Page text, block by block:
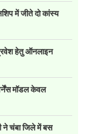
में जीते दो कांस्य
हेतु ऑनलाइन
मॉडल केवल
चंबा जिले में बस